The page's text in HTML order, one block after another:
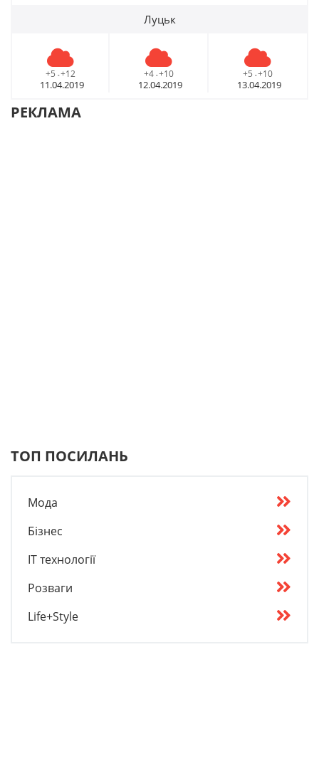
Луцьк
+5 - +12
11.04.2019
+4 - +10
12.04.2019
+5 - +10
13.04.2019
РЕКЛАМА
ТОП ПОСИЛАНЬ
Мода
Бізнес
IT технології
Розваги
Life+Style